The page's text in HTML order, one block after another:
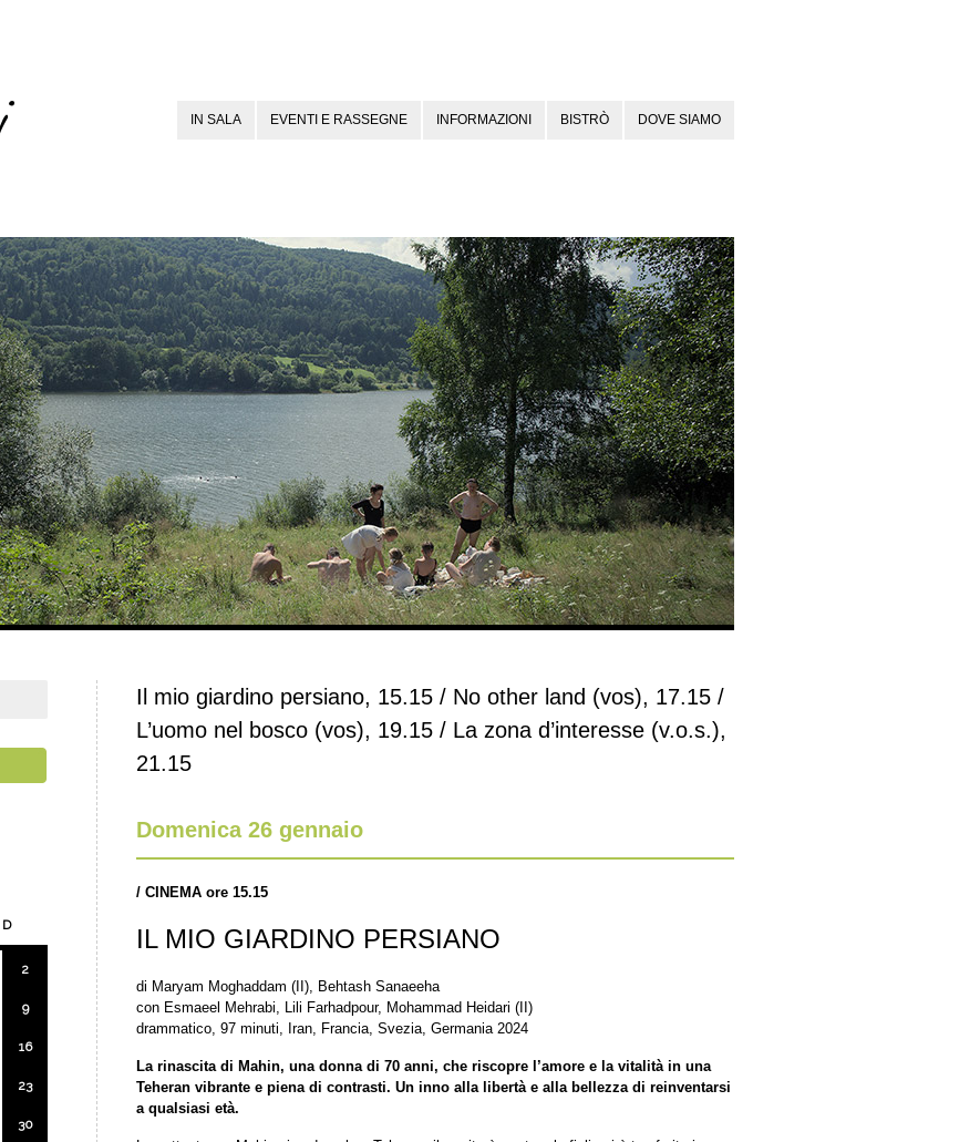
IN SALA EVENTI E RASSEGNE INFORMAZIONI BISTRÒ DOVE SIAMO
Il mio giardino persiano, 15.15 / No other land (vos), 17.15 /
L’uomo nel bosco (vos), 19.15 / La zona d’interesse (v.o.s.),
21.15
Domenica 26 gennaio
/ CINEMA ore 15.15
IL MIO GIARDINO PERSIANO
di Maryam Moghaddam (II), Behtash Sanaeeha
con Esmaeel Mehrabi, Lili Farhadpour, Mohammad Heidari (II)
drammatico, 97 minuti, Iran, Francia, Svezia, Germania 2024
La rinascita di Mahin, una donna di 70 anni, che riscopre l’amore e la vitalità in una
Teheran vibrante e piena di contrasti. Un inno alla libertà e alla bellezza di reinventarsi
a qualsiasi età.
D
2
9
16
23
30